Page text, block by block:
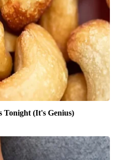
Tonight (It's Genius)